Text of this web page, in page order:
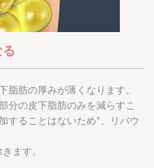
る
脂肪の厚みが薄くなります。
分の皮下脂肪のみを減らすこ
することはないため*、リバウ
ます。